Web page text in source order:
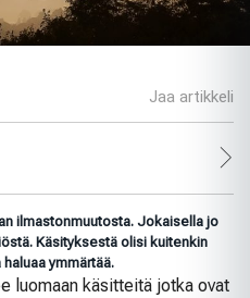
Jaa artikkeli
ilmastonmuutosta. Jokaisella jo
Käsityksestä olisi kuitenkin
ymmärtää.
luomaan käsitteitä jotka ovat